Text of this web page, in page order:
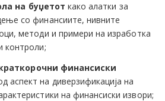
на буџетот како алатки за
со финансиите, нивните
методи и примери на изработка
контроли;
финансиски
аспект на диверзификација на
на финансиски извори;